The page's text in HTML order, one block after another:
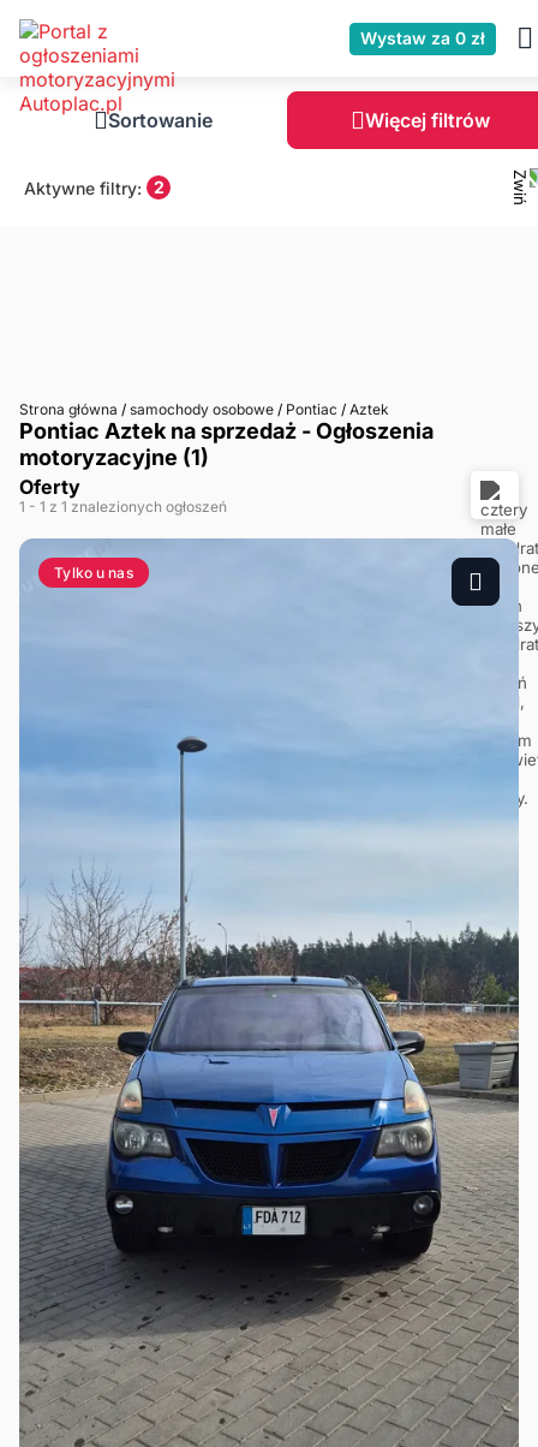
Wystaw za 0 zł
Sortowanie Więcej filtrów
Aktywne filtry: 2
Strona główna / samochody osobowe / Pontiac / Aztek
Pontiac Aztek na sprzedaż - Ogłoszenia
motoryzacyjne (1)
Oferty
1 - 1 z 1 znalezionych ogłoszeń
Tylko u nas